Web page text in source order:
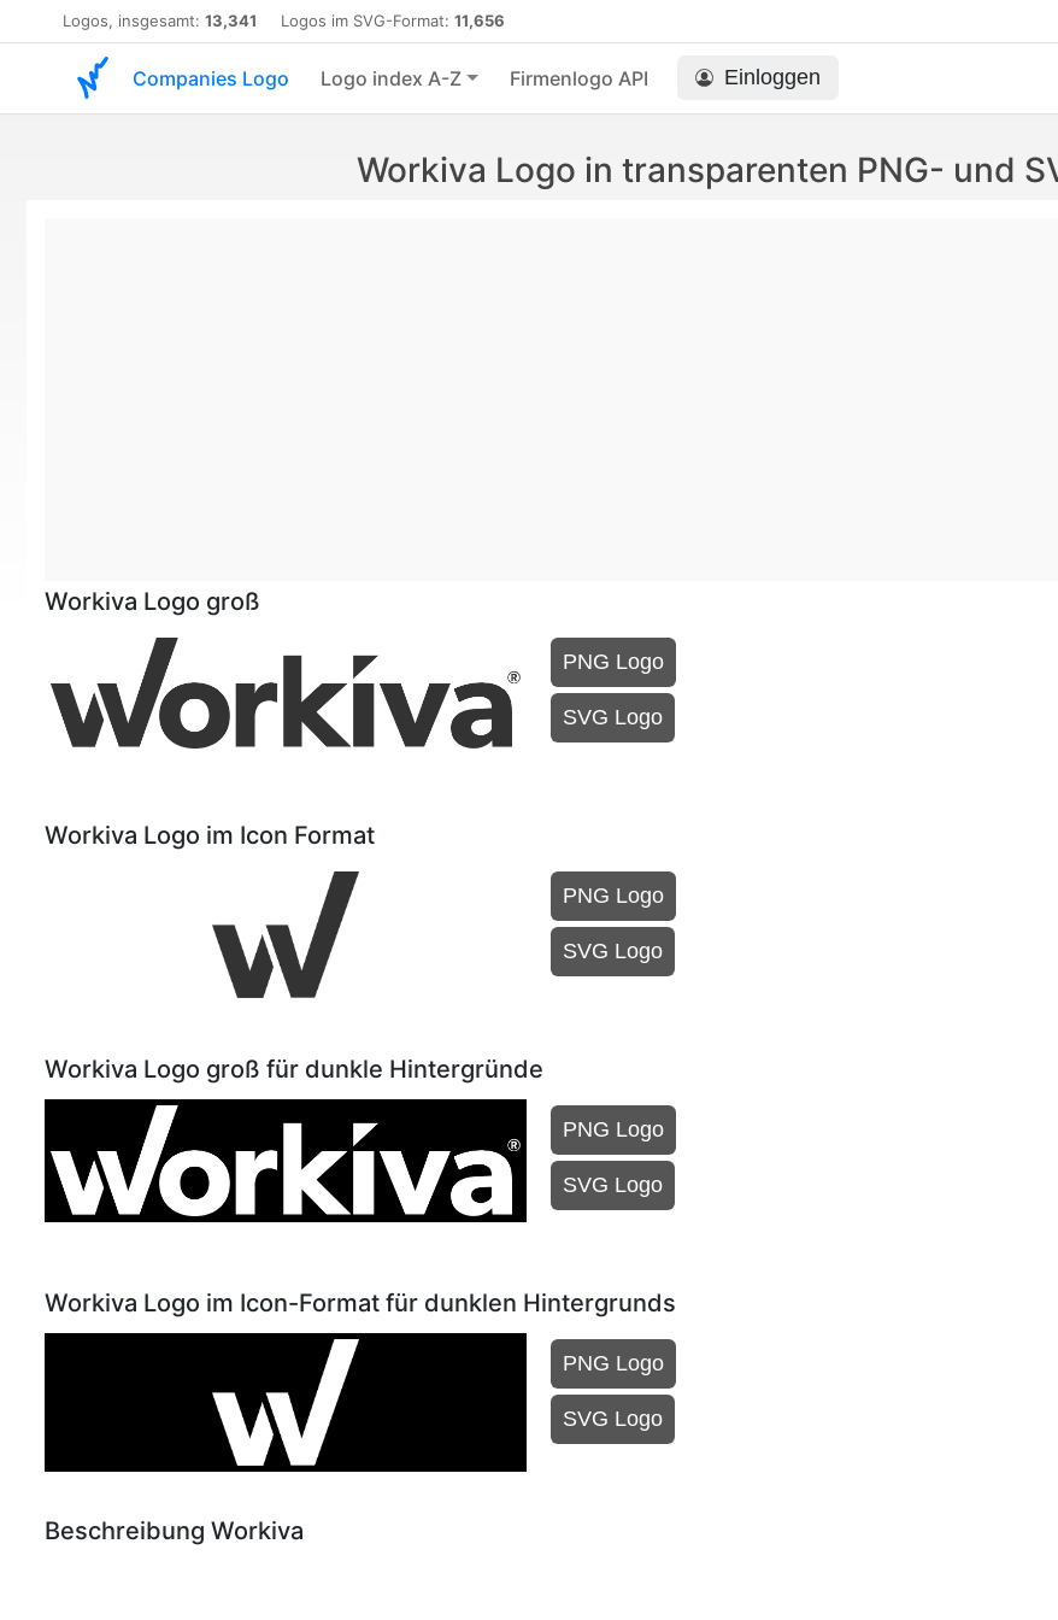
Logos, insgesamt: 13,341 Logos im SVG-Format: 11,656
Companies Logo Logo index A-Z Firmenlogo API Einloggen
Workiva Logo in transparenten PNG- und
Workiva Logo groß
PNG Logo
SVG Logo
Workiva Logo im Icon Format
PNG Logo
SVG Logo
Workiva Logo groß für dunkle Hintergründe
PNG Logo
SVG Logo
Workiva Logo im Icon-Format für dunklen Hintergrunds
PNG Logo
SVG Logo
Beschreibung Workiva